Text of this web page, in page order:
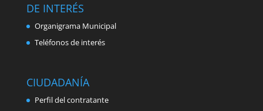
DE INTERÉS
Organigrama Municipal
Teléfonos de interés
CIUDADANÍA
Perfil del contratante